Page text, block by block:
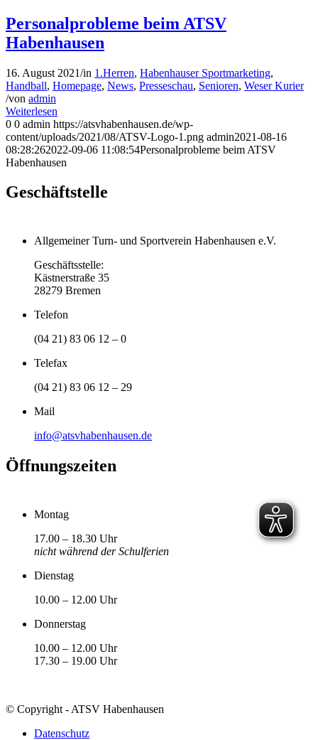
Personalprobleme beim ATSV
Habenhausen
16. August 2021/in 1.Herren, Habenhauser Sportmarketing,
Handball, Homepage, News, Presseschau, Senioren, Weser Kurier
/von admin
Weiterlesen
0 0 admin https://atsvhabenhausen.de/wp-
content/uploads/2021/08/ATSV-Logo-1.png admin2021-08-16
08:28:262022-09-06 11:08:54Personalprobleme beim ATSV
Habenhausen
Geschäftstelle
Allgemeiner Turn- und Sportverein Habenhausen e.V.
Geschäftsstelle:
Kästnerstraße 35
28279 Bremen
Telefon
(04 21) 83 06 12 – 0
Telefax
(04 21) 83 06 12 – 29
Mail
info@atsvhabenhausen.de
Öffnungszeiten
Montag
17.00 – 18.30 Uhr
nicht während der Schulferien
Dienstag
10.00 – 12.00 Uhr
Donnerstag
10.00 – 12.00 Uhr
17.30 – 19.00 Uhr
© Copyright - ATSV Habenhausen
Datenschutz